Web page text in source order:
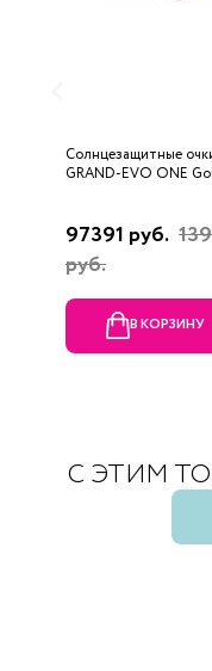
Солнцезащитные
GRAND-EVO ONE
97391 руб.
руб.
В КОРЗИНУ
С ЭТИМ